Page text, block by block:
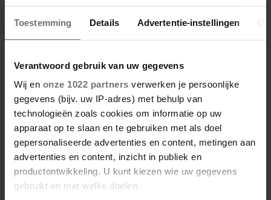
Toestemming Details Advertentie-instellingen
Verantwoord gebruik van uw gegevens
Wij en onze 1022 partners verwerken je persoonlijke
gegevens (bijv. uw IP-adres) met behulp van
technologieën zoals cookies om informatie op uw
apparaat op te slaan en te gebruiken met als doel
gepersonaliseerde advertenties en content, metingen aan
advertenties en content, inzicht in publiek en
productontwikkeling. U kunt kiezen wie uw gegevens
gebruikt en met welke doelen.